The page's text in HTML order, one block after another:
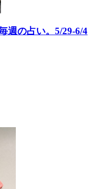
週の占い。5/29-6/4